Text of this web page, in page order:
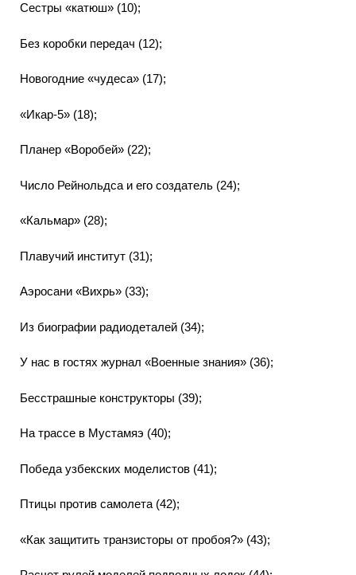
Сестры «катюш» (10);
Без коробки передач (12);
Новогодние «чудеса» (17);
«Икар-5» (18);
Планер «Воробей» (22);
Число Рейнольдса и его создатель (24);
«Кальмар» (28);
Плавучий институт (31);
Аэросани «Вихрь» (33);
Из биографии радиодеталей (34);
У нас в гостях журнал «Военные знания» (36);
Бесстрашные конструкторы (39);
На трассе в Мустамяэ (40);
Победа узбекских моделистов (41);
Птицы против самолета (42);
«Как защитить транзисторы от пробоя?» (43);